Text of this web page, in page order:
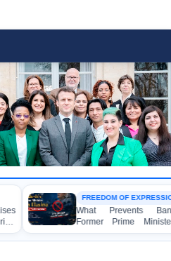
FREEDOM OF EXPRESSION
What Prevents
Former Prime Minister
Hasina from Speaking
Media?